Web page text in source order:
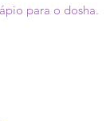
para o dosha.